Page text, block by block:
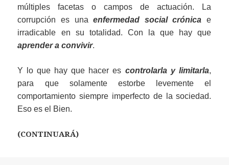
múltiples facetas o campos de actuación. La
corrupción es unaenfermedad social crónica e
irradicable en su totalidad. Con la que hay que
aprender a convivir.
Y lo que hay que hacer es controlarla y limitarla,
para que solamente estorbe levemente el
comportamiento siempre imperfecto de la sociedad.
Eso es el Bien.
(CONTINUARÁ)